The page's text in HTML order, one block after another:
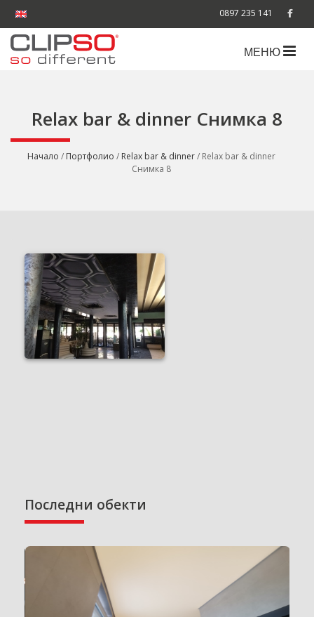
0897 235 141
МЕНЮ
Relax bar & dinner Снимка 8
Начало / Портфолио / Relax bar & dinner/ Relax bar & dinner
Снимка 8
Последни обекти